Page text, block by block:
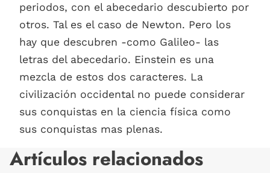
periodos, con el abecedario descubierto por
otros. Tal es el caso de Newton. Pero los
hay que descubren -como Galileo- las
letras del abecedario. Einstein es una
mezcla de estos dos caracteres. La
civilización occidental no puede considerar
sus conquistas en la ciencia física como
sus conquistas mas plenas.
Artículos relacionados